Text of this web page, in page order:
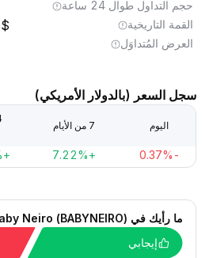
حجم التداول طوال 24 ساعة
القمة التاريخية
العرض المُتداوَل
سجل السعر (بالدولار الأمريكي)
اليوم 7 من الأيام
-0.37%
+7.22%
+9.79%
ما رأيك في Baby Neiro (BABYNEIRO) اليوم؟
إيجابي